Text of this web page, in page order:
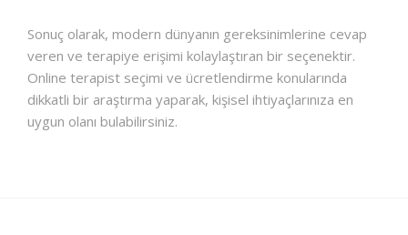
Sonuç olarak, modern dünyanın gereksinimlerine cevap
veren ve terapiye erişimi kolaylaştıran bir seçenektir.
Online terapist seçimi ve ücretlendirme konularında
dikkatli bir araştırma yaparak, kişisel ihtiyaçlarınıza en
uygun olanı bulabilirsiniz.